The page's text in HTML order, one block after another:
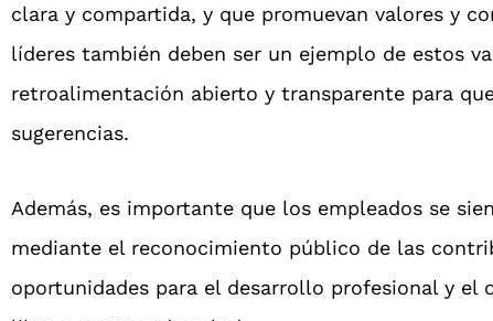
clara y compartida, y que promuevan valores y
líderes también deben ser un ejemplo de estos
retroalimentación abierto y transparente para
sugerencias.
Además, es importante que los empleados se
mediante el reconocimiento público de las
oportunidades para el desarrollo profesional y